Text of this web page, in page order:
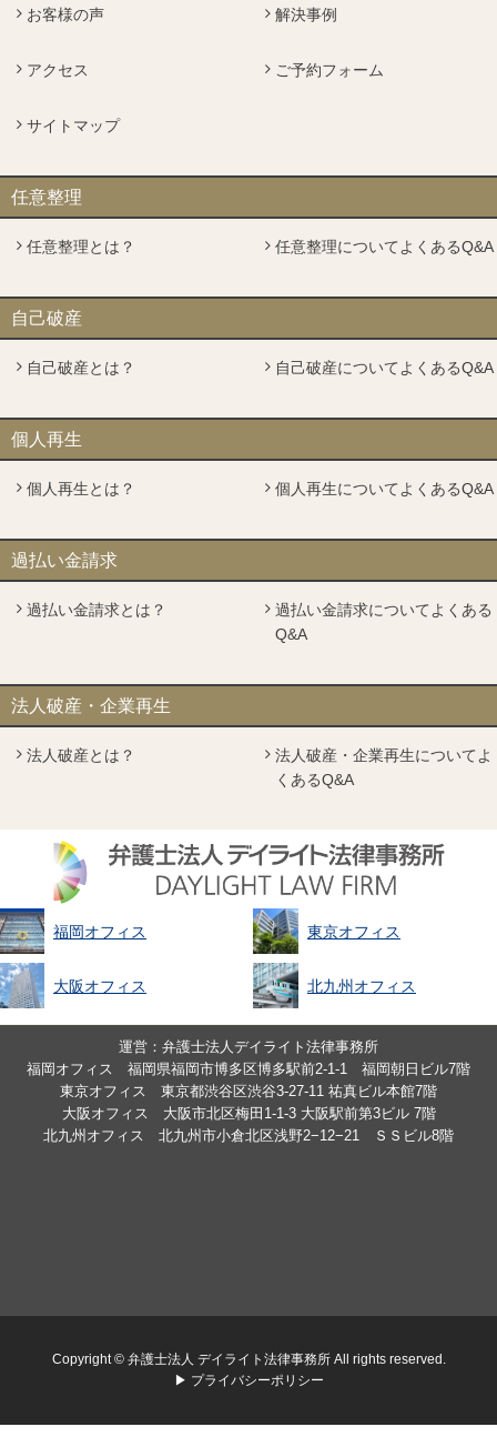
お客様の声 解決事例
アクセス ご予約フォーム
サイトマップ
任意整理
任意整理とは？ 任意整理についてよくあるQ&A
自己破産
自己破産とは？ 自己破産についてよくあるQ&A
個人再生
個人再生とは？ 個人再生についてよくあるQ&A
過払い金請求
過払い金請求とは？
過払い金請求についてよくある
Q&A
法人破産・企業再生
法人破産とは？
法人破産・企業再生についてよ
くあるQ&A
福岡オフィス 東京オフィス
大阪オフィス 北九州オフィス
運営：弁護士法人デイライト法律事務所
福岡オフィス 福岡県福岡市博多区博多駅前2-1-1 福岡朝日ビル7階
東京オフィス 東京都渋谷区渋谷3-27-11 祐真ビル本館7階
大阪オフィス 大阪市北区梅田1-1-3 大阪駅前第3ビル 7階
北九州オフィス 北九州市小倉北区浅野2−12−21 ＳＳビル8階
Copyright © 弁護士法人 デイライト法律事務所 All rights reserved.
▶ プライバシーポリシー